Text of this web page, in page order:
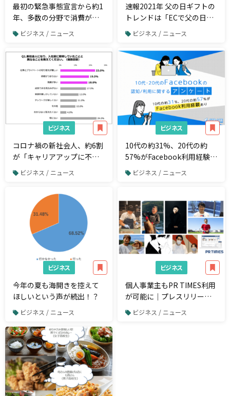
最初の緊急事態宣言から約1
年、多数の分野で消費が回
復傾向 一方、景況感は依
然厳しく、時間が必要か
ビジネス / ニュース
速報2021年 父の日ギフトの
トレンドは「ECで父の日」
と「お家で消費」！2021年
父の日ギフトのトレンド
と、最新父の日ギフトラン
キング発表。
ビジネス / ニュース
ビジネス
コロナ禍の新社会人、約6割
が「キャリアアップに不
安」ビジネス / ニュース
ビジネス
10代の約31%、20代の約
57%がFacebook利用経験あ
り【10代/20代のFacebook
の認知と利用に関するアン
ビジネス / ニュース
ビジネス
今年の夏も海開きを控えて
ほしいという声が続出！？
ビジネス / ニュース
ビジネス
個人事業主もPR TIMES利用
が可能に｜プレスリリース
で情報発信を
ビジネス / ニュース